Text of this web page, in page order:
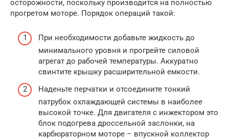
осторожности, поскольку производится на полностью
прогретом моторе. Порядок операций такой:
При необходимости добавьте жидкость до
минимального уровня и прогрейте силовой
агрегат до рабочей температуры. Аккуратно
свинтите крышку расширительной емкости.
Наденьте перчатки и отсоедините тонкий
патрубок охлаждающей системы в наиболее
высокой точке. Для двигателя с инжектором это
блок подогрева дроссельной заслонки, на
карбюраторном моторе – впускной коллектор